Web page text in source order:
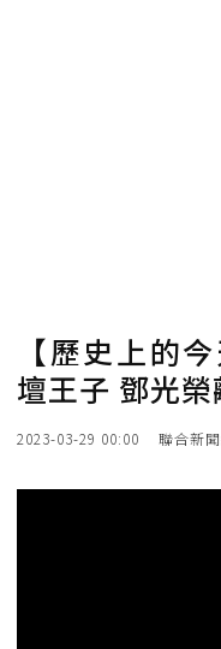
【歷史上的
壇王子 鄧光榮
2023-03-29 00:00 聯合新